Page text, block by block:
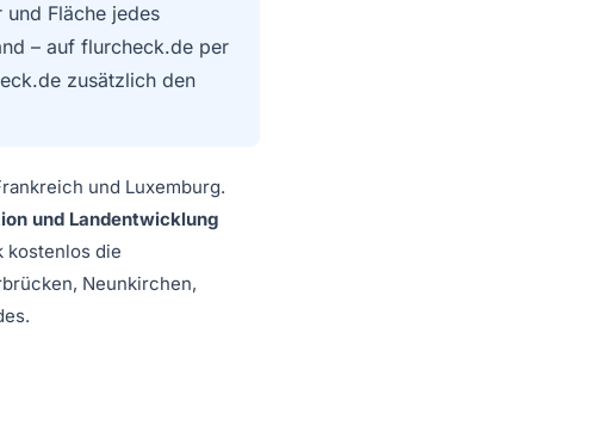
und Fläche jedes
– auf flurcheck.de per
zusätzlich den
und Luxemburg.
und Landentwicklung
kostenlos die
Neunkirchen,